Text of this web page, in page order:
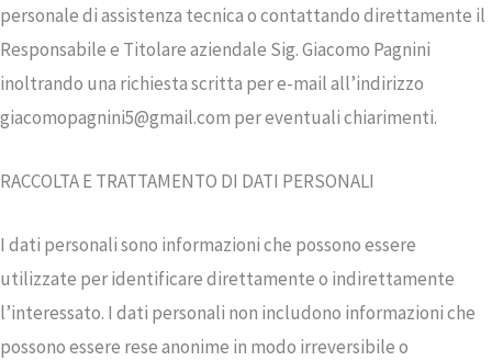
personale di assistenza tecnica o contattando direttamente il
Responsabile e Titolare aziendale Sig. Giacomo Pagnini
inoltrando una richiesta scritta per e-mail all’indirizzo
giacomopagnini5@gmail.com per eventuali chiarimenti.
RACCOLTA E TRATTAMENTO DI DATI PERSONALI
I dati personali sono informazioni che possono essere
utilizzate per identificare direttamente o indirettamente
l’interessato. I dati personali non includono informazioni che
possono essere rese anonime in modo irreversibile o